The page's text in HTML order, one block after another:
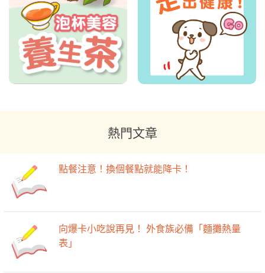
熱門文章
點餐注意！換個餐點就能降卡！
向爆卡小吃說再見！ 外食族必備「麵攤熱量
表」